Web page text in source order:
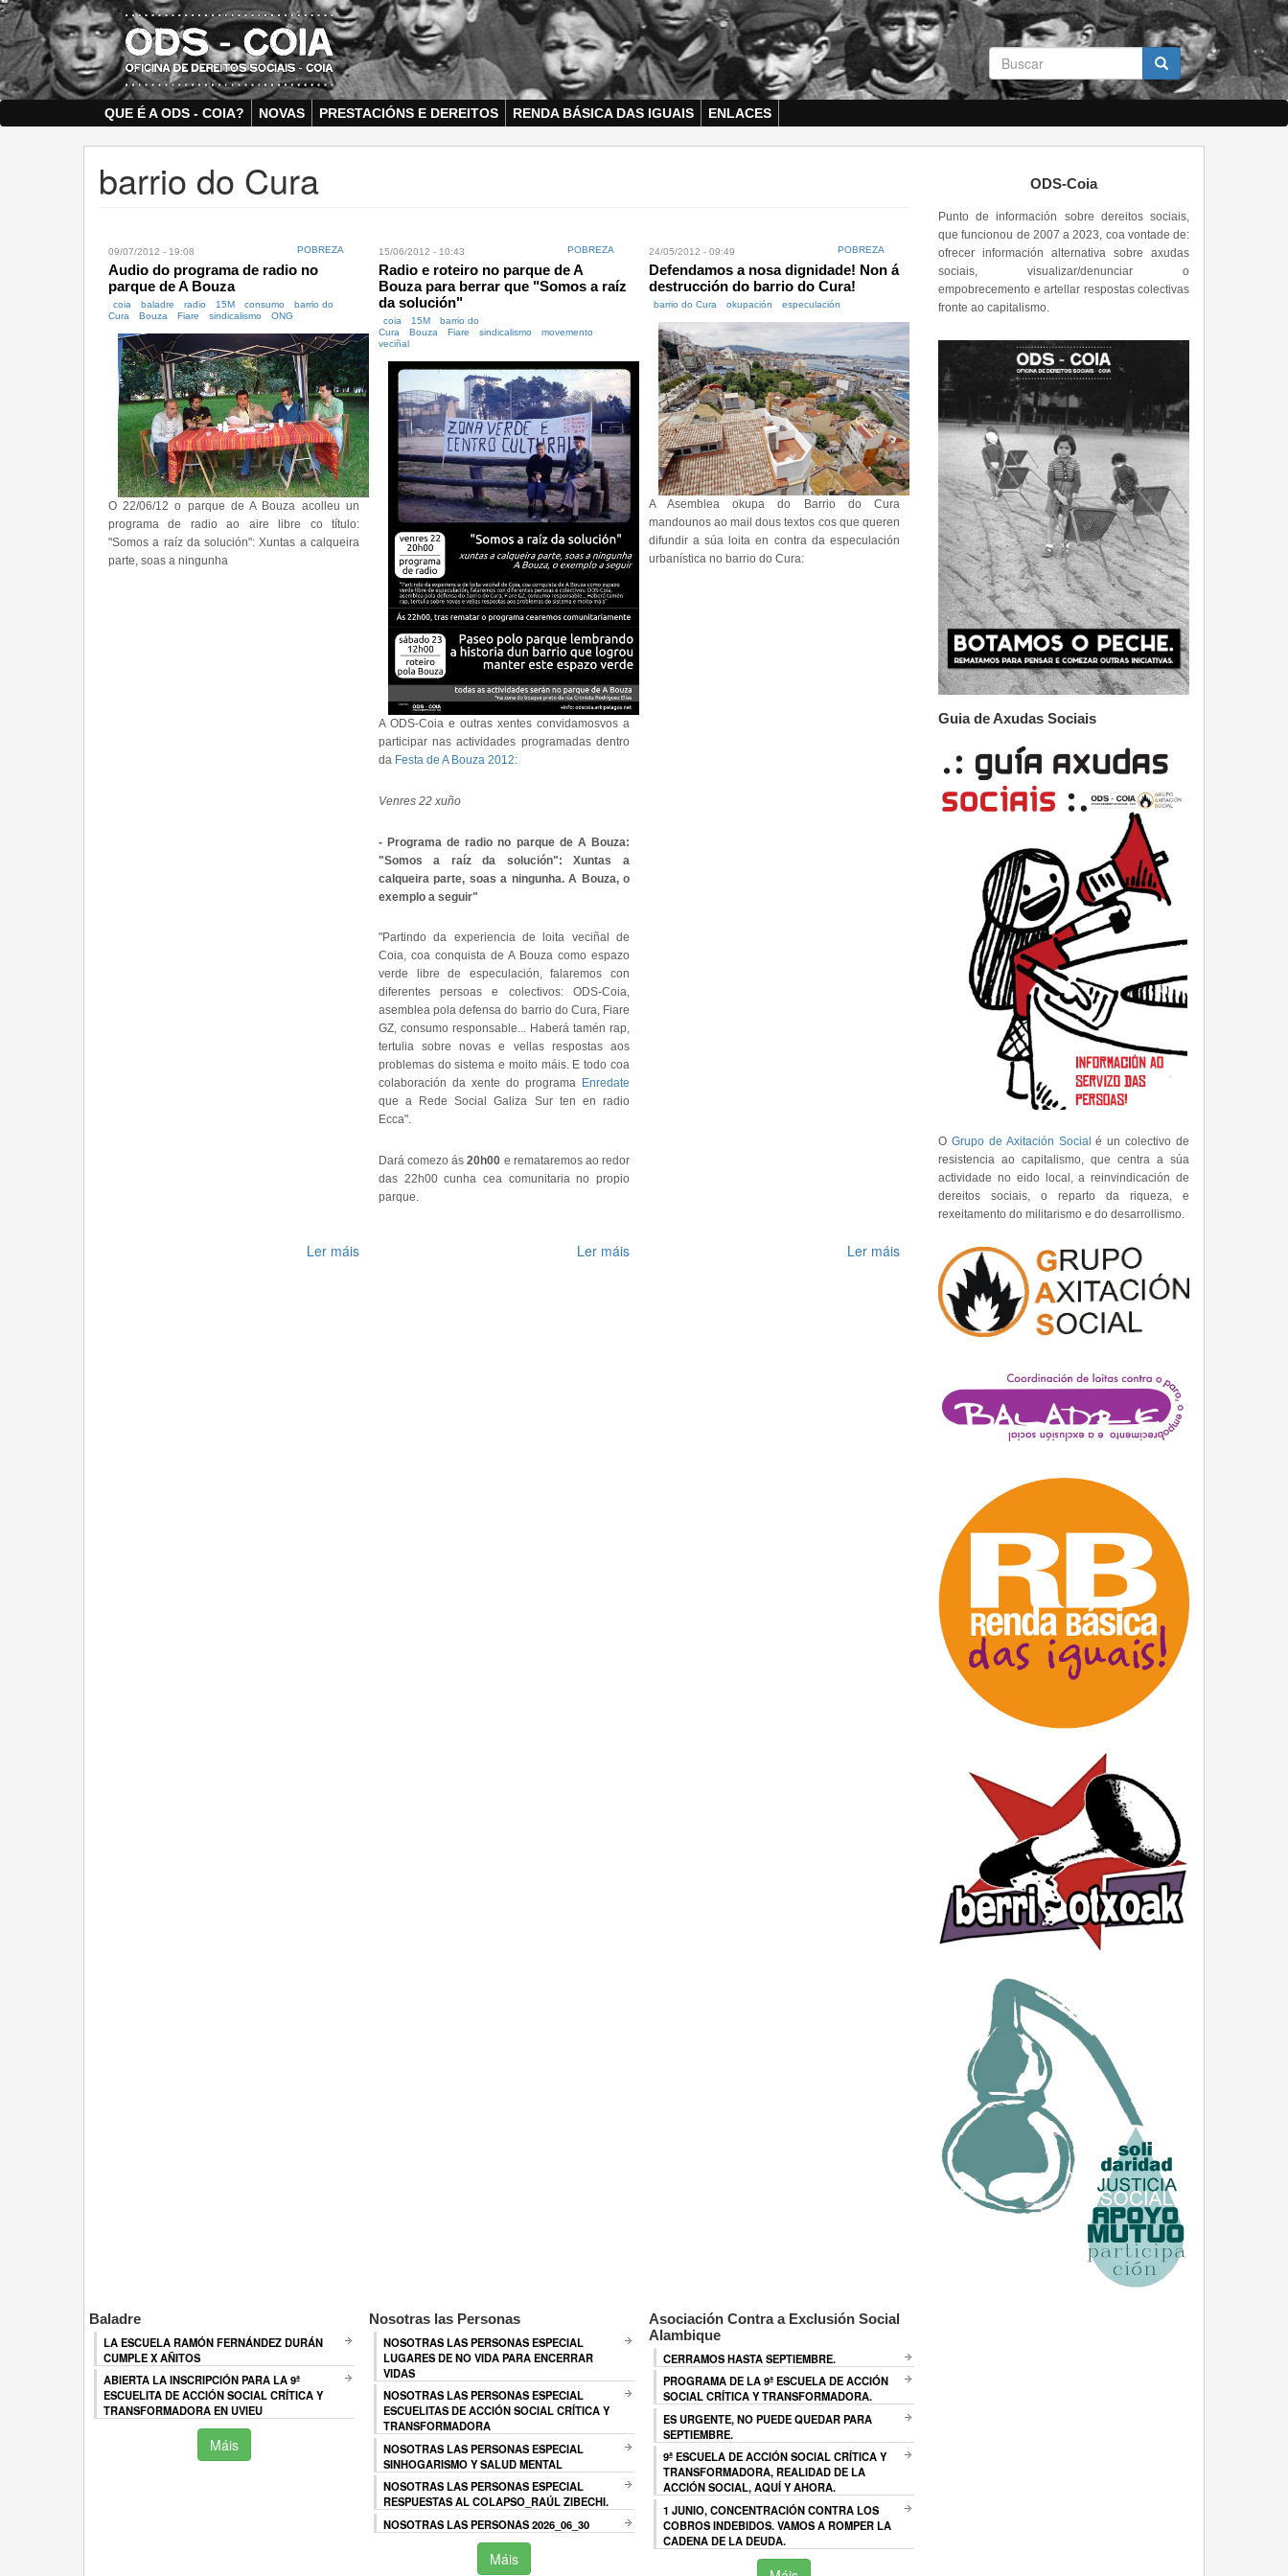
Skip
to
main
content
Formulario
de
busca
Buscar
QUE É A ODS - COIA? NOVAS PRESTACIÓNS E DEREITOS RENDA BÁSICA DAS IGUAIS ENLACES
barrio do Cura
09/07/2012 - 19:08 POBREZA
Audio do programa de radio no
parque de A Bouza
coia baladre radio 15M consumo
barrio do
Cura
Bouza Fiare sindicalismo ONG
O 22/06/12 o parque de A Bouza acolleu un
programa de radio ao aire libre co título:
"Somos a raí­z da solución": Xuntas a calqueira
parte, soas a ningunha
Ler máis
15/06/2012 - 10:43 POBREZA
Radio e roteiro no parque de A
Bouza para berrar que "Somos a raíz
da solución"
coia 15M
barrio do
Cura
Bouza Fiare sindicalismo
movemento
veciñal
A ODS-Coia e outras xentes convidamosvos a
participar nas actividades programadas dentro
da Festa de A Bouza 2012:
Venres 22 xuño
- Programa de radio no parque de A Bouza:
"Somos a raíz da solución": Xuntas a
calqueira parte, soas a ningunha. A Bouza, o
exemplo a seguir"
"Partindo da experiencia de loita veciñal de
Coia, coa conquista de A Bouza como espazo
verde libre de especulación, falaremos con
diferentes persoas e colectivos: ODS-Coia,
asemblea pola defensa do barrio do Cura, Fiare
GZ, consumo responsable... Haberá tamén rap,
tertulia sobre novas e vellas respostas aos
problemas do sistema e moito máis. E todo coa
colaboración da xente do programa Enredate
que a Rede Social Galiza Sur ten en radio
Ecca".
Dará comezo ás20h00 e remataremos ao redor
das 22h00 cunha cea comunitaria no propio
parque.
Ler máis
24/05/2012 - 09:49 POBREZA
Defendamos a nosa dignidade! Non á
destrucción do barrio do Cura!
barrio do Cura okupación especulación
A Asemblea okupa do Barrio do Cura
mandounos ao mail dous textos cos que queren
difundir a súa loita en contra da especulación
urbanística no barrio do Cura:
Ler máis
ODS-Coia
Punto de información sobre dereitos sociais,
que funcionou de 2007 a 2023, coa vontade de:
ofrecer información alternativa sobre axudas
sociais, visualizar/denunciar o
empobrecemento e artellar respostas colectivas
fronte ao capitalismo.
Guia de Axudas Sociais
O Grupo de Axitación Social é un colectivo de
resistencia ao capitalismo, que centra a súa
actividade no eido local, a reinvindicación de
dereitos sociais, o reparto da riqueza, e
rexeitamento do militarismo e do desarrollismo.
Baladre
LA ESCUELA RAMÓN FERNÁNDEZ DURÁN
CUMPLE X AÑITOS
ABIERTA LA INSCRIPCIÓN PARA LA 9ª
ESCUELITA DE ACCIÓN SOCIAL CRÍTICA Y
TRANSFORMADORA EN UVIEU
Máis
Nosotras las Personas
NOSOTRAS LAS PERSONAS ESPECIAL
LUGARES DE NO VIDA PARA ENCERRAR
VIDAS
NOSOTRAS LAS PERSONAS ESPECIAL
ESCUELITAS DE ACCIÓN SOCIAL CRÍTICA Y
TRANSFORMADORA
NOSOTRAS LAS PERSONAS ESPECIAL
SINHOGARISMO Y SALUD MENTAL
NOSOTRAS LAS PERSONAS ESPECIAL
RESPUESTAS AL COLAPSO_RAÚL ZIBECHI.
NOSOTRAS LAS PERSONAS 2026_06_30
Máis
Asociación Contra a Exclusión Social
Alambique
CERRAMOS HASTA SEPTIEMBRE.
PROGRAMA DE LA 9ª ESCUELA DE ACCIÓN
SOCIAL CRÍTICA Y TRANSFORMADORA.
ES URGENTE, NO PUEDE QUEDAR PARA
SEPTIEMBRE.
9ª ESCUELA DE ACCIÓN SOCIAL CRÍTICA Y
TRANSFORMADORA, REALIDAD DE LA
ACCIÓN SOCIAL, AQUÍ Y AHORA.
1 JUNIO, CONCENTRACIÓN CONTRA LOS
COBROS INDEBIDOS. VAMOS A ROMPER LA
CADENA DE LA DEUDA.